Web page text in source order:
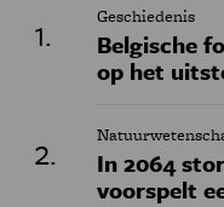
Geschiedenis
Belgische
op het
In 2064
voorspelt